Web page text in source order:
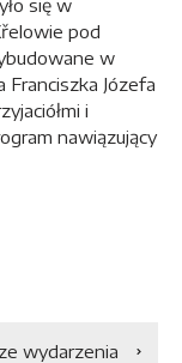
się w
pod
w
Franciszka Józefa
i
nawiązujący
wydarzenia